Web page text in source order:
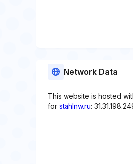
Network Data
This website is hosted
for stahlnw.ru: